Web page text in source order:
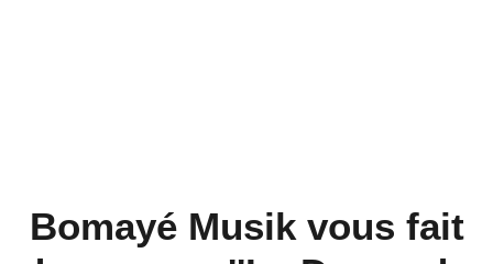
Bomayé Musik vous fait